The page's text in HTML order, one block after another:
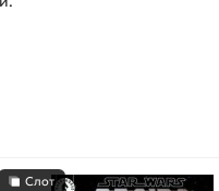
Слот